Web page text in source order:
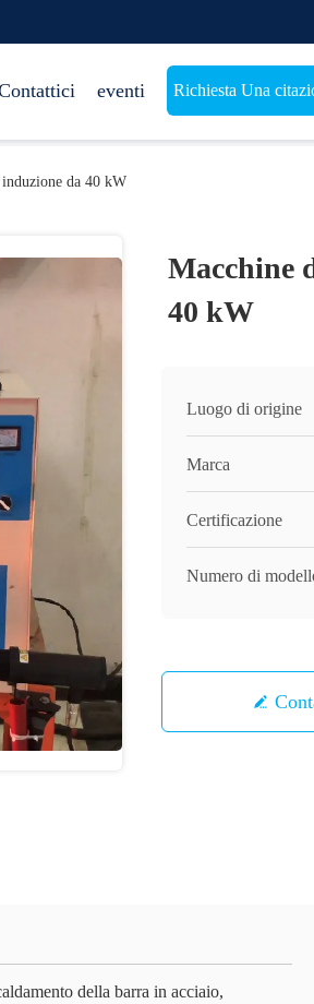
eventi Richiesta Una
da 40 kW
Macchine
40 kW
Luogo di origine
Marca
Certificazione
Numero di
della barra in acciaio,